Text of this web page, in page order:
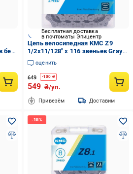
без
Бесплатная доставка
в почтоматы Эпицентр
Цепь велосипедная KMC Z9
1/2x11/128" x 116 звеньев Gray
(34985992)
оценить
649 -100 ₴
549 ₴/уп.
Привезём Доставим